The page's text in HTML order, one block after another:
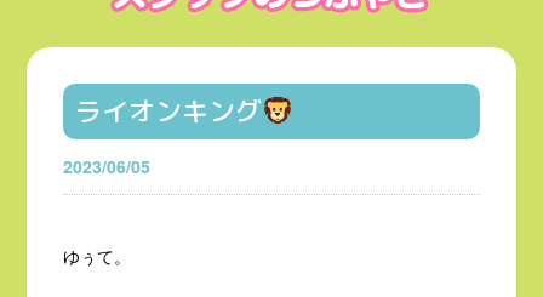
ライオンキング
2023/06/05
ゆぅて。